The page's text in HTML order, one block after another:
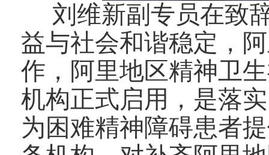
刘维新副专员在致
益与社会和谐稳定，
作，阿里地区精神卫
机构正式启用，是落
为困难精神障碍患者